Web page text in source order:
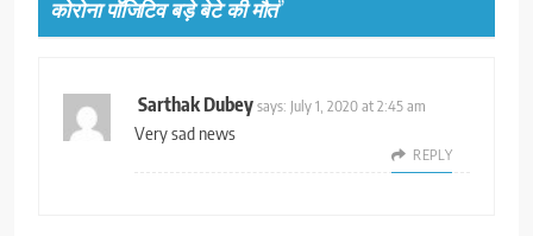
कोरोना पॉजिटिव बड़े बेटे की मौत”
Sarthak Dubeysays: July 1, 2020 at 2:45 am
Very sad news
REPLY